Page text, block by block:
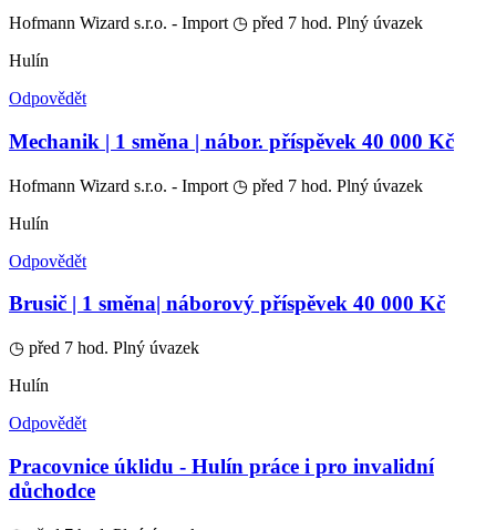
Hofmann Wizard s.r.o. - Import ◷ před 7 hod. Plný úvazek
Hulín
Odpovědět
Mechanik️ | 1 směna | nábor. příspěvek 40 000 Kč
Hofmann Wizard s.r.o. - Import ◷ před 7 hod. Plný úvazek
Hulín
Odpovědět
️Brusič | 1 směna| náborový příspěvek 40 000 Kč
◷ před 7 hod. Plný úvazek
Hulín
Odpovědět
Pracovnice úklidu - Hulín práce i pro invalidní
důchodce